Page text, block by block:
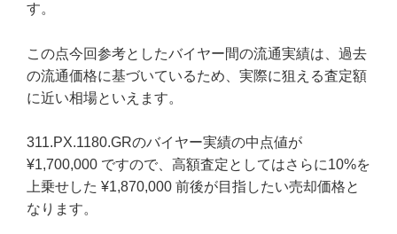
す。
この点今回参考としたバイヤー間の流通実績は、過去
の流通価格に基づいているため、実際に狙える査定額
に近い相場といえます。
311.PX.1180.GRのバイヤー実績の中点値が
¥1,700,000 ですので、高額査定としてはさらに10%を
上乗せした ¥1,870,000 前後が目指したい売却価格と
なります。